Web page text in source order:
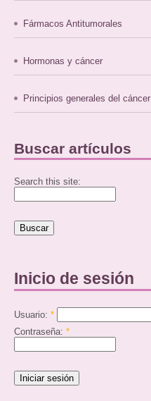
Fármacos Antitumorales
Hormonas y cáncer
Principios generales del cáncer
Buscar artículos
Search this site:
Inicio de sesión
Usuario: *
Contraseña: *